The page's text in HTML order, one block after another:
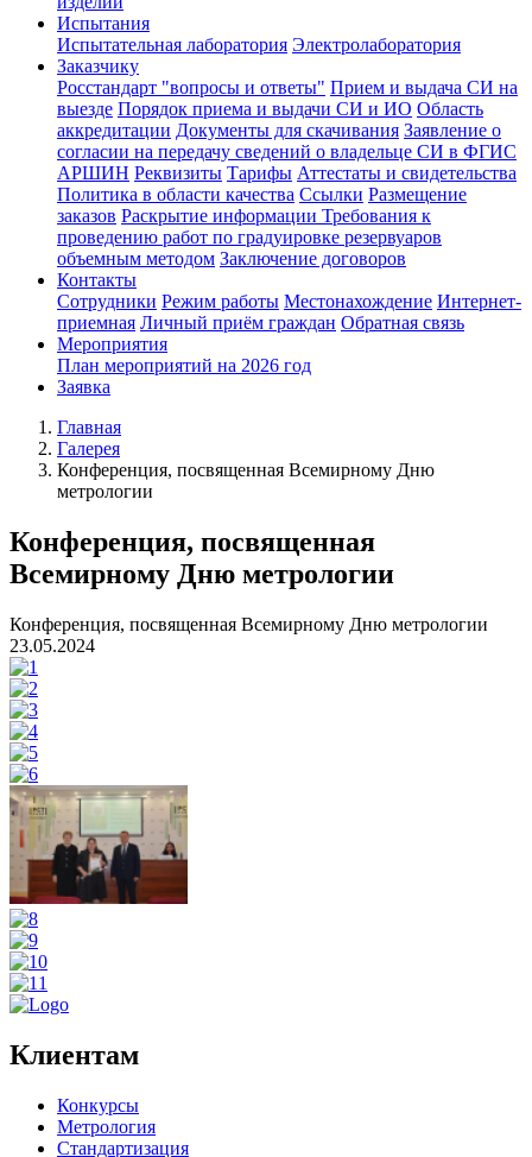
Испытания
Испытательная лаборатория Электролаборатория
Заказчику
Росстандарт "вопросы и ответы" Прием и выдача СИ на
выезде Порядок приема и выдачи СИ и ИО Область
аккредитации Документы для скачивания Заявление о
согласии на передачу сведений о владельце СИ в ФГИС
АРШИН Реквизиты Тарифы Аттестаты и свидетельства
Политика в области качества Ссылки Размещение
заказов Раскрытие информации Требования к
проведению работ по градуировке резервуаров
объемным методом Заключение договоров
Контакты
Сотрудники Режим работы Местонахождение Интернет-
приемная Личный приём граждан Обратная связь
Мероприятия
План мероприятий на 2026 год
Заявка
Главная
Галерея
Конференция, посвященная Всемирному Дню
метрологии
Конференция, посвященная
Всемирному Дню метрологии
Конференция, посвященная Всемирному Дню метрологии
23.05.2024
Клиентам
Конкурсы
Метрология
Стандартизация